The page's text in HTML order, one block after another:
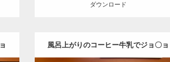
ダウンロード
風呂上がりのコーヒー牛乳でジョ〇ョ